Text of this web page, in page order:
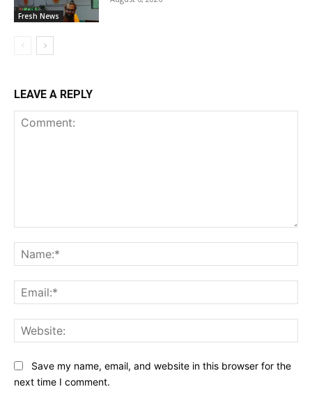
Fresh News
LEAVE A REPLY
Save my name, email, and website in this browser for the
next time I comment.